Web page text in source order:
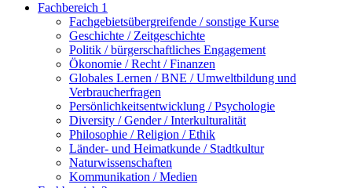
Fachbereich 1
Fachgebietsübergreifende / sonstige Kurse
Geschichte / Zeitgeschichte
Politik / bürgerschaftliches Engagement
Ökonomie / Recht / Finanzen
Globales Lernen / BNE / Umweltbildung und
Verbraucherfragen
Persönlichkeitsentwicklung / Psychologie
Diversity / Gender / Interkulturalität
Philosophie / Religion / Ethik
Länder- und Heimatkunde / Stadtkultur
Naturwissenschaften
Kommunikation / Medien